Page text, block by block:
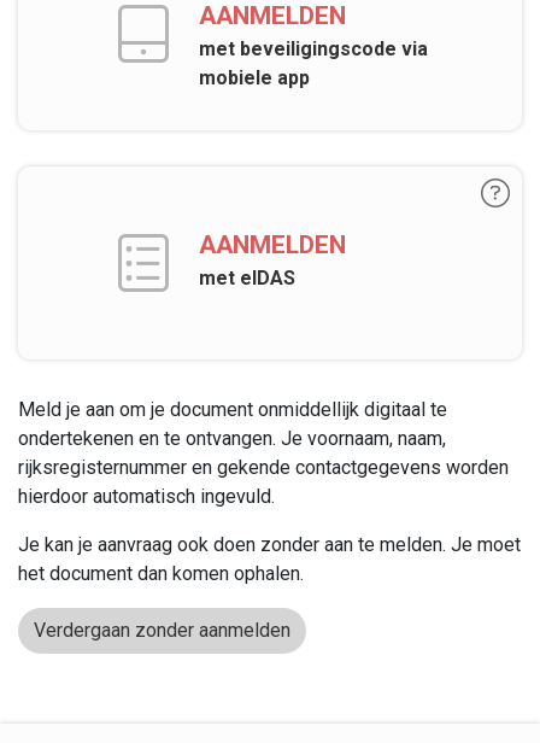
AANMELDEN
met beveiligingscode via
mobiele app
AANMELDEN
met eIDAS
Meld je aan om je document onmiddellijk digitaal te
ondertekenen en te ontvangen. Je voornaam, naam,
rijksregisternummer en gekende contactgegevens worden
hierdoor automatisch ingevuld.
Je kan je aanvraag ook doen zonder aan te melden. Je moet
het document dan komen ophalen.
Verdergaan zonder aanmelden